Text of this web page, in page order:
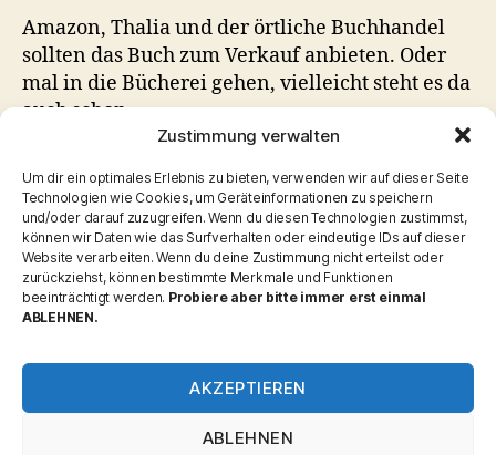
Zustimmung verwalten
Um dir ein optimales Erlebnis zu bieten, verwenden wir auf dieser Seite
Technologien wie Cookies, um Geräteinformationen zu speichern
und/oder darauf zuzugreifen. Wenn du diesen Technologien zustimmst,
können wir Daten wie das Surfverhalten oder eindeutige IDs auf dieser
Website verarbeiten. Wenn du deine Zustimmung nicht erteilst oder
zurückziehst, können bestimmte Merkmale und Funktionen
beeinträchtigt werden. Probiere aber bitte immer erst einmal
ABLEHNEN.
AKZEPTIEREN
ABLEHNEN
Amazon, Thalia und der örtliche Buchhandel
sollten das Buch zum Verkauf anbieten. Oder
mal in die Bücherei gehen, vielleicht steht es da
auch schon.
Schlagwörter
Bibliothek,Geschichten,Großvater,Japan, Konishi
Kategorien